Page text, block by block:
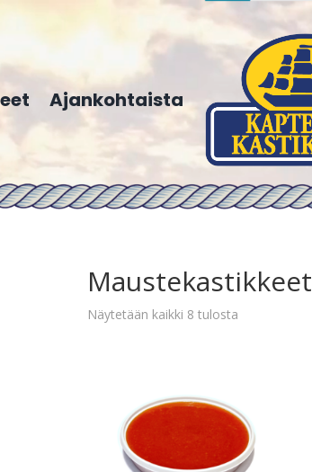
Ajankohtaista
Maustekastikkeet
Näytetään kaikki 8 tulosta